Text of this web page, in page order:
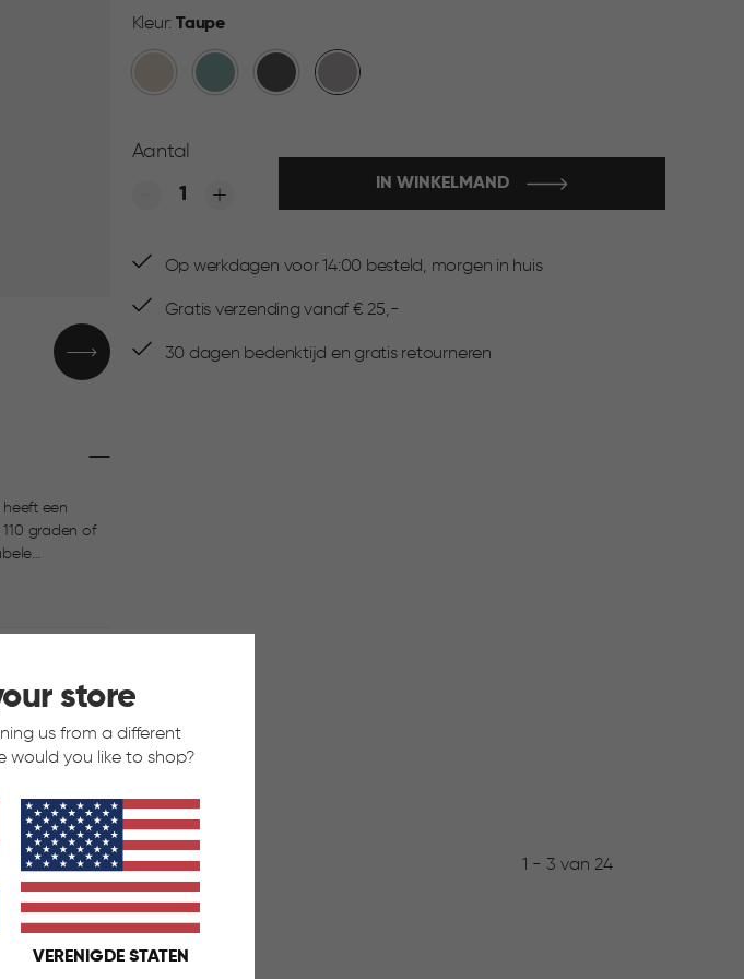
store
us from a different
would you like to shop?
VERENIGDE STATEN
Kleur: Taupe
Beige Blauw AntracietTaupe
Aantal
Quantity:
IN WINKELMAND
Op werkdagen voor 14:00 besteld, morgen in huis
Gratis verzending vanaf € 25,-
30 dagen bedenktijd en gratis retourneren
een
ideaal
1 - 3 van 24